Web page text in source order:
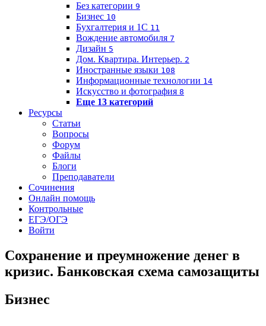
Без категории 9
Бизнес 10
Бухгалтерия и 1C 11
Вождение автомобиля 7
Дизайн 5
Дом. Квартира. Интерьер. 2
Иностранные языки 108
Информационные технологии 14
Искусство и фотография 8
Еще 13 категорий
Ресурсы
Статьи
Вопросы
Форум
Файлы
Блоги
Преподаватели
Сочинения
Онлайн помощь
Контрольные
ЕГЭ/ОГЭ
Войти
Сохранение и преумножение денег в
кризис. Банковская схема самозащиты
Бизнес